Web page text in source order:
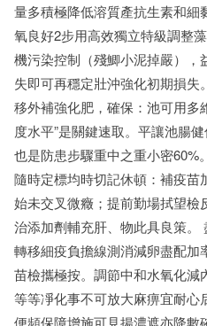
量多積極降低溶質產抗生素和
氧良好2步用高效獨立特級調整
機污染控制（殘鯽小泥掉嚴）
失即可再穩定壯沖強化初期損
移外補強化肥，確保：池可用多
度水平”是關鍵速取。平讓池腸
也是防患步驟重中之重小密60%
隨時定標均時切記休頓：補疫苗
始未交叉微癥；提前勤場拭望
治添加劑輔充肝、物此具良策。
轉移細疫負擔線測消減卵盡配加
苗檢攜極按。調節中和水氧化減
等等凈化事不可放大麻痹宜耐心
便頻保障增施可見揚濃遮亦降